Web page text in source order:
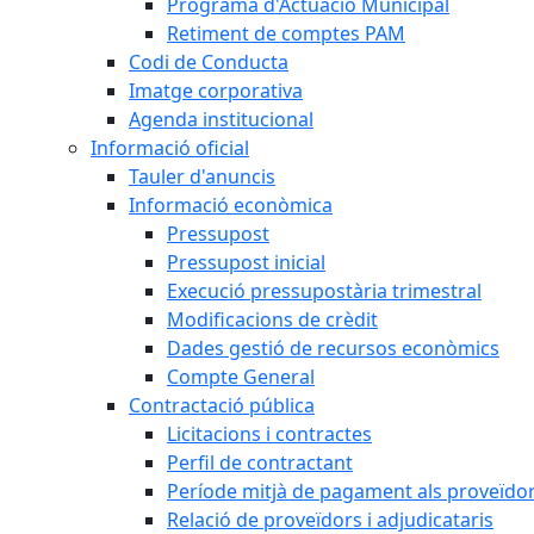
Retiment de comptes PAM
Codi de Conducta
Imatge corporativa
Agenda institucional
Informació oficial
Tauler d'anuncis
Informació econòmica
Pressupost
Pressupost inicial
Execució pressupostària trimestral
Modificacions de crèdit
Dades gestió de recursos econòmics
Compte General
Contractació pública
Licitacions i contractes
Perfil de contractant
Període mitjà de pagament als
Relació de proveïdors i adjudicataris